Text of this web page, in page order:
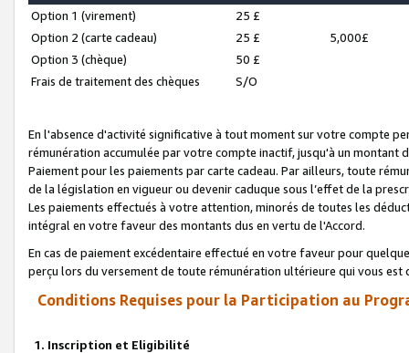
Option 1 (virement)
25 £
Option 2 (carte cadeau)
25 £
5,000£
Option 3 (chèque)
50 £
Frais de traitement des chèques
S/O
En l'absence d'activité significative à tout moment sur votre compte
rémunération accumulée par votre compte inactif, jusqu'à un montant
Paiement pour les paiements par carte cadeau. Par ailleurs, toute
de la législation en vigueur ou devenir caduque sous l’effet de la
Les paiements effectués à votre attention, minorés de toutes les
intégral en votre faveur des montants dus en vertu de l'Accord.
En cas de paiement excédentaire effectué en votre faveur pour
perçu lors du versement de toute rémunération ultérieure qui vous est
Conditions Requises pour la Participation au
1. Inscription et Eligibilité